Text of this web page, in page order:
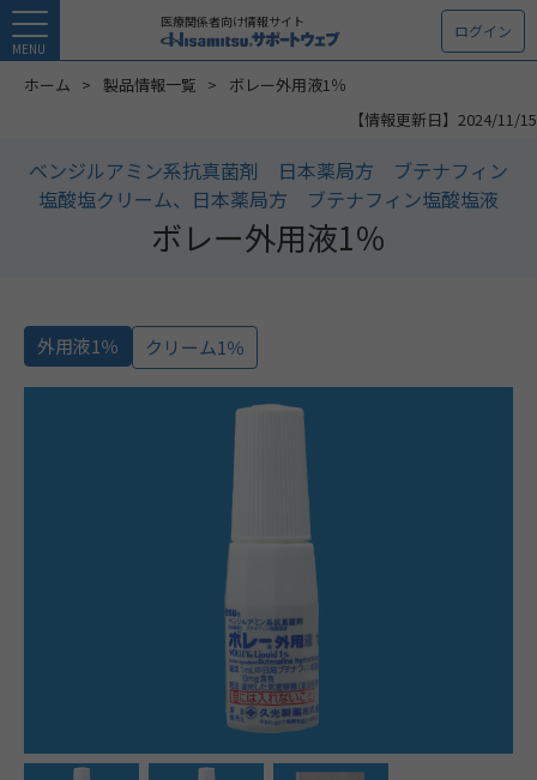
MENU
医療関係者向け情報サイト ログイン
ホーム 製品情報一覧
ボレー外用液1％
【情報更新日】2024/11/15
ベンジルアミン系抗真菌剤 日本薬局方 ブテナフィン
塩酸塩クリーム、日本薬局方 ブテナフィン塩酸塩液
ボレー外用液1％
外用液1％ クリーム1％